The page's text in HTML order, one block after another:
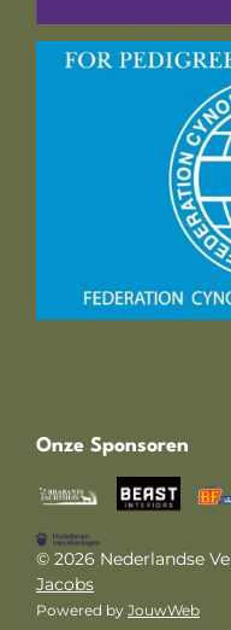
Onze Sponsoren
© 2026 Nederlandse
Jacobs
Powered by JouwWeb